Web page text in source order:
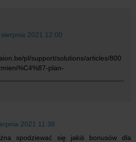
sierpnia 2021 12:00
pl/support/solutions/articles/800
plan-
2021 11:38
spodziewać się jakiś bonusów dla